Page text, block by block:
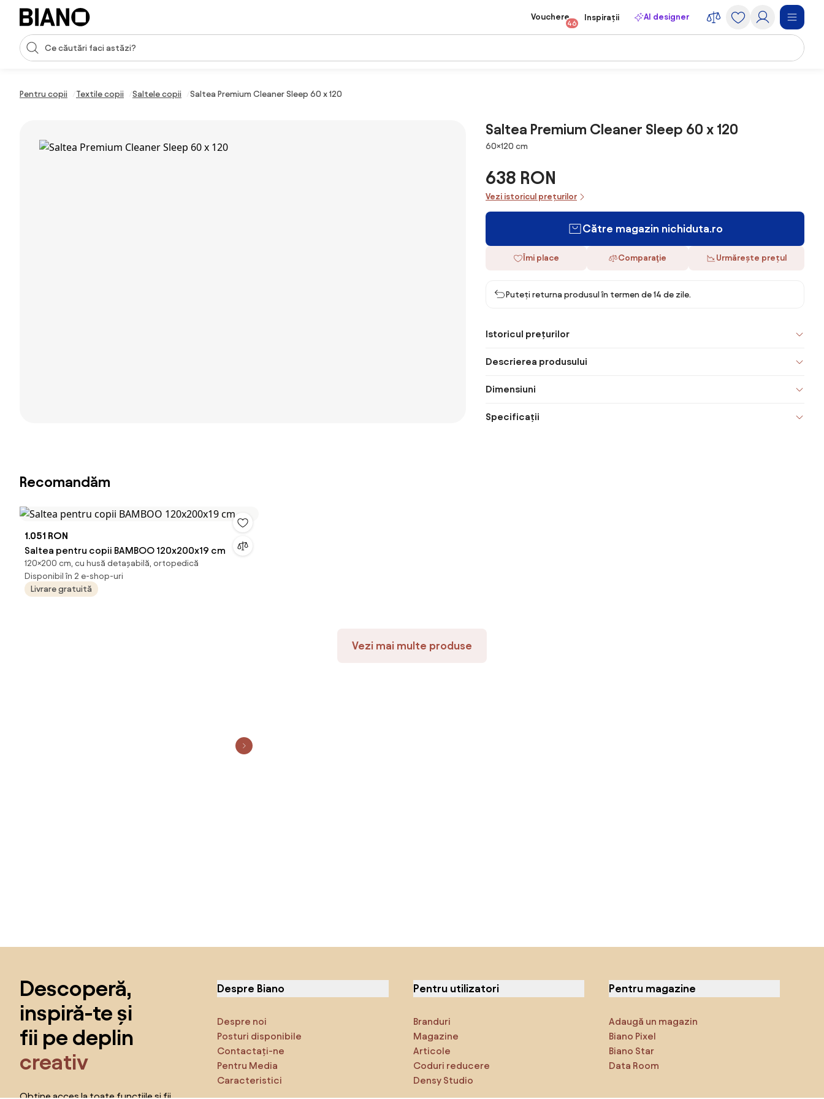
Sari peste navigare, accesează conținutul
Introducerea căutării
Vouchere
46
Inspirații AI designer
Pentru copii Textile copii Saltele copii Saltea Premium Cleaner Sleep 60 x 120
Saltea Premium Cleaner Sleep 60 x 120
Dimensiuni
60×120 cm
638 RON
Vezi istoricul prețurilor
Către magazin nichiduta.ro
Îmi place Comparaţie Urmărește prețul
Puteți returna produsul în termen de 14 de zile.
Istoricul prețurilor
Descrierea produsului
Dimensiuni
Specificații
Recomandăm
1.051 RON
Saltea pentru copii BAMBOO 120x200x19 cm
120×200 cm, cu husă detașabilă, ortopedică
Disponibil în 2 e-shop-uri
Livrare gratuită
Vezi mai multe produse
Descoperă,
inspiră-te și
fii pe deplin
creativ
Obține acces la toate funcțiile și fii
Despre Biano
Despre noi
Posturi disponibile
Contactați-ne
Pentru Media
Caracteristici
Pentru utilizatori
Branduri
Magazine
Articole
Coduri reducere
Densy Studio
Pentru magazine
Adaugă un magazin
Biano Pixel
Biano Star
Data Room